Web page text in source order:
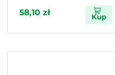
58,10 zł Kup